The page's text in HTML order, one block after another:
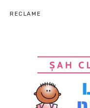
RECLAME